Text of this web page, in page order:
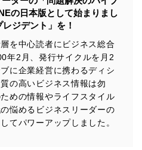
及び安全性を確保するため
はじめとする安全対策を実
ことのできる機器及び当該
者を明確化し、 個人データへ
止しています。
の日本版として始まりまし
ジデント」を！
を中心読者にビジネス総合
年2月、発行サイクルを月2
に企業経営に携わるディシ
の高いビジネス情報は勿
めの情報やライフスタイル
悩めるビジネスリーダーの
てパワーアップしました。